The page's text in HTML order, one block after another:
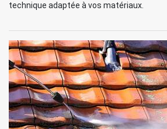
technique adaptée à vos matériaux.